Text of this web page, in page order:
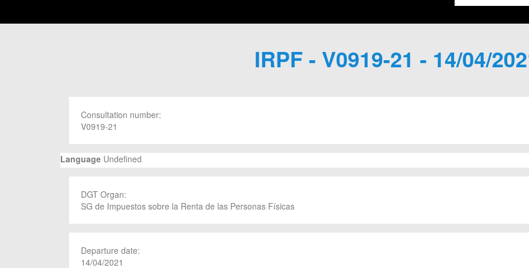
IRPF - V0919-21 - 14/04/
Consultation number:
V0919-21
Language Undefined
DGT Organ:
SG de Impuestos sobre la Renta de las Personas Físicas
Departure date:
14/04/2021